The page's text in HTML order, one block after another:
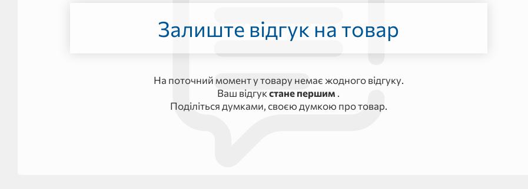
Залиште відгук на товар
На поточний момент у товару немає жодного відгуку.
Ваш відгукстане першим .
Поділіться думками, своєю думкою про товар.